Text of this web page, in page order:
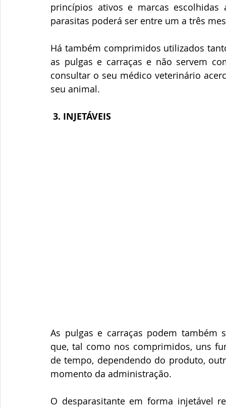
princípios ativos e marcas
parasitas poderá ser entre um a três
Há também comprimidos utilizados
as pulgas e carraças e não servem
consultar o seu médico veterinário
seu animal.
3. INJETÁVEIS
As pulgas e carraças podem também
que, tal como nos comprimidos, uns
de tempo, dependendo do produto,
momento da administração.
O desparasitante em forma injetável